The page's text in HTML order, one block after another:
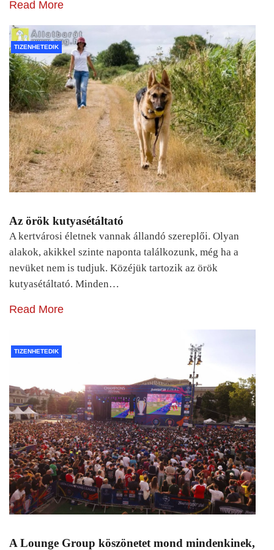
Read More
TIZENHETEDIK
Az örök kutyasétáltató
A kertvárosi életnek vannak állandó szereplői. Olyan
alakok, akikkel szinte naponta találkozunk, még ha a
nevüket nem is tudjuk. Közéjük tartozik az örök
kutyasétáltató. Minden…
Read More
TIZENHETEDIK
A Lounge Group köszönetet mond mindenkinek,